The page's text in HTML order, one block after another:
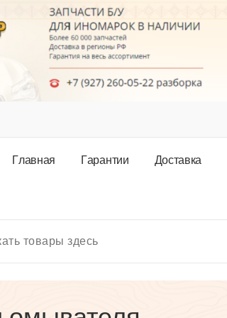
Главная Гарантии Доставка